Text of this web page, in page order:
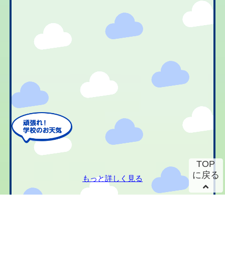
もっと詳しく見る
TOP
に戻る